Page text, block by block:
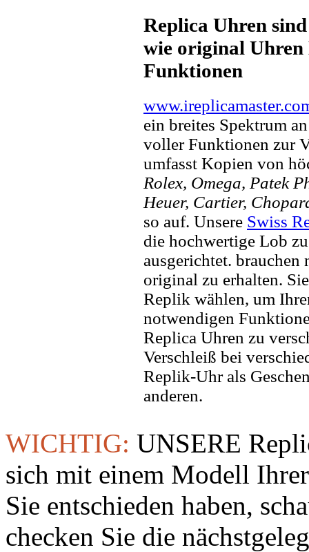
Replica Uhren
wie original Uhren
Funktionen
ein breites Spektrum
voller Funktionen zur
umfasst Kopien von
Rolex, Omega, Patek
Heuer, Cartier,
so auf. Unsere Swiss
die hochwertige Lob
ausgerichtet. brauchen
original zu erhalten.
Replik wählen, um
notwendigen
Replica Uhren zu
Verschleiß bei
Replik-Uhr als
anderen.
WICHTIG: UNSERE
sich mit einem Modell
Sie entschieden haben,
checken Sie die